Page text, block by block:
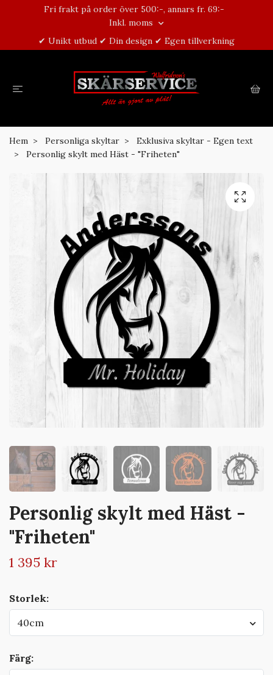
Fri frakt på order över 500:-, annars fr. 69:-
Inkl. moms
✔ Unikt utbud ✔ Din design ✔ Egen tillverkning
Hem Personliga skyltar
Exklusiva skyltar - Egen text
Personlig skylt med Häst - "Friheten"
Personlig skylt med Häst -
"Friheten"
1 395 kr
Storlek:
40cm
Färg: